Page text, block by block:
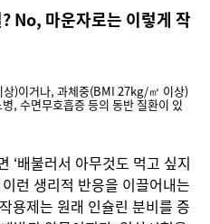
No, 마운자로는 이렇게 작
)이거나, 과체중(BMI 27kg/㎡ 이상)
, 수면무호흡증 등의 동반 질환이 있
‘배불러서 아무것도 먹고 싶지
런 생리적 반응을 이끌어내는
용제는 원래 인슐린 분비를 증